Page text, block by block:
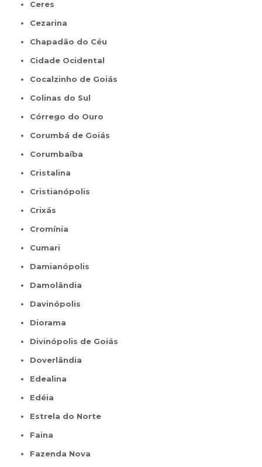
Ceres
Cezarina
Chapadão do Céu
Cidade Ocidental
Cocalzinho de Goiás
Colinas do Sul
Córrego do Ouro
Corumbá de Goiás
Corumbaíba
Cristalina
Cristianópolis
Crixás
Cromínia
Cumari
Damianópolis
Damolândia
Davinópolis
Diorama
Divinópolis de Goiás
Doverlândia
Edealina
Edéia
Estrela do Norte
Faina
Fazenda Nova